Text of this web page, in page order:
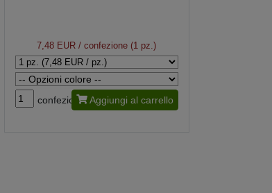
7,48 EUR / confezione (1 pz.)
confezione Aggiungi al carrello